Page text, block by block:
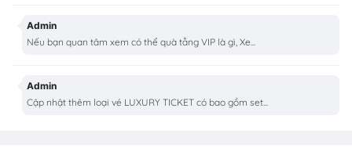
Admin
Nếu bạn quan tâm xem có thể quà tằng VIP là gì, Xe...
Admin
Cập nhật thêm loại vé LUXURY TICKET có bao gồm set...